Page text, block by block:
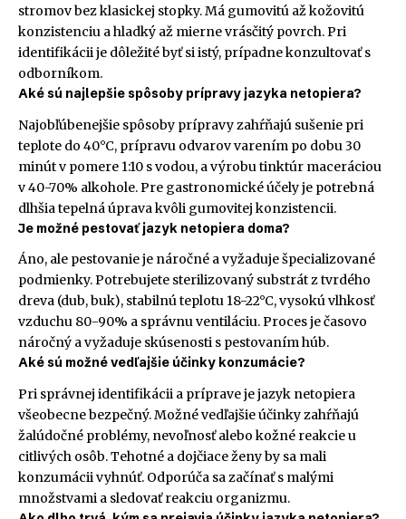
stromov bez klasickej stopky. Má gumovitú až kožovitú
konzistenciu a hladký až mierne vrásčitý povrch. Pri
identifikácii je dôležité byť si istý, prípadne konzultovať s
odborníkom.
Aké sú najlepšie spôsoby prípravy jazyka netopiera?
Najobľúbenejšie spôsoby prípravy zahŕňajú sušenie pri
teplote do 40°C, prípravu odvarov varením po dobu 30
minút v pomere 1:10 s vodou, a výrobu tinktúr maceráciou
v 40-70% alkohole. Pre gastronomické účely je potrebná
dlhšia tepelná úprava kvôli gumovitej konzistencii.
Je možné pestovať jazyk netopiera doma?
Áno, ale pestovanie je náročné a vyžaduje špecializované
podmienky. Potrebujete sterilizovaný substrát z tvrdého
dreva (dub, buk), stabilnú teplotu 18-22°C, vysokú vlhkosť
vzduchu 80-90% a správnu ventiláciu. Proces je časovo
náročný a vyžaduje skúsenosti s pestovaním húb.
Aké sú možné vedľajšie účinky konzumácie?
Pri správnej identifikácii a príprave je jazyk netopiera
všeobecne bezpečný. Možné vedľajšie účinky zahŕňajú
žalúdočné problémy, nevoľnosť alebo kožné reakcie u
citlivých osôb. Tehotné a dojčiace ženy by sa mali
konzumácii vyhnúť. Odporúča sa začínať s malými
množstvami a sledovať reakciu organizmu.